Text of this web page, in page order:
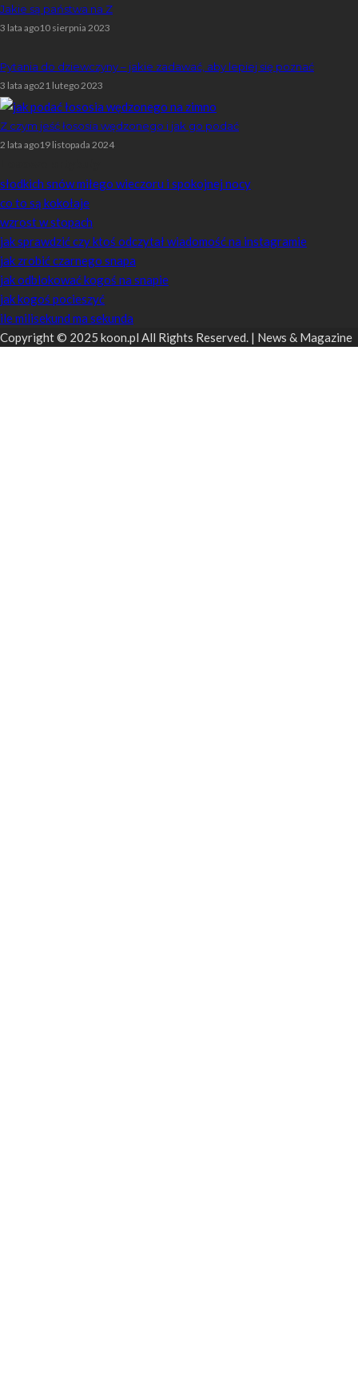
Jakie są państwa na Z
3 lata ago10 sierpnia 2023
Pytania do dziewczyny – jakie zadawać, aby lepiej się poznać
3 lata ago21 lutego 2023
Z czym jeść łososia wędzonego i jak go podać
2 lata ago19 listopada 2024
słodkich snów miłego wieczoru i spokojnej nocy
co to są kokołaje
wzrost w stopach
jak sprawdzić czy ktoś odczytał wiadomość na instagramie
jak zrobić czarnego snapa
jak odblokować kogoś na snapie
jak kogoś pocieszyć
ile milisekund ma sekunda
Copyright © 2025 koon.pl All Rights Reserved. | News & Magazine